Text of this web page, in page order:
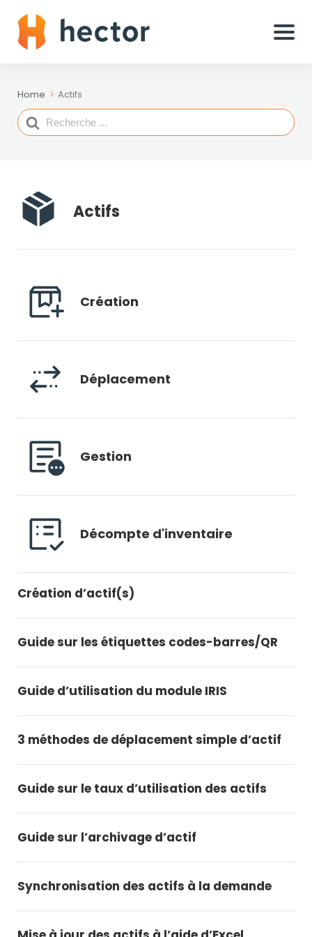
Home Actifs
Search
For
Actifs
Création
Déplacement
Gestion
Décompte d'inventaire
Création d’actif(s)
Guide sur les étiquettes codes-barres/QR
Guide d’utilisation du module IRIS
3 méthodes de déplacement simple d’actif
Guide sur le taux d’utilisation des actifs
Guide sur l’archivage d’actif
Synchronisation des actifs à la demande